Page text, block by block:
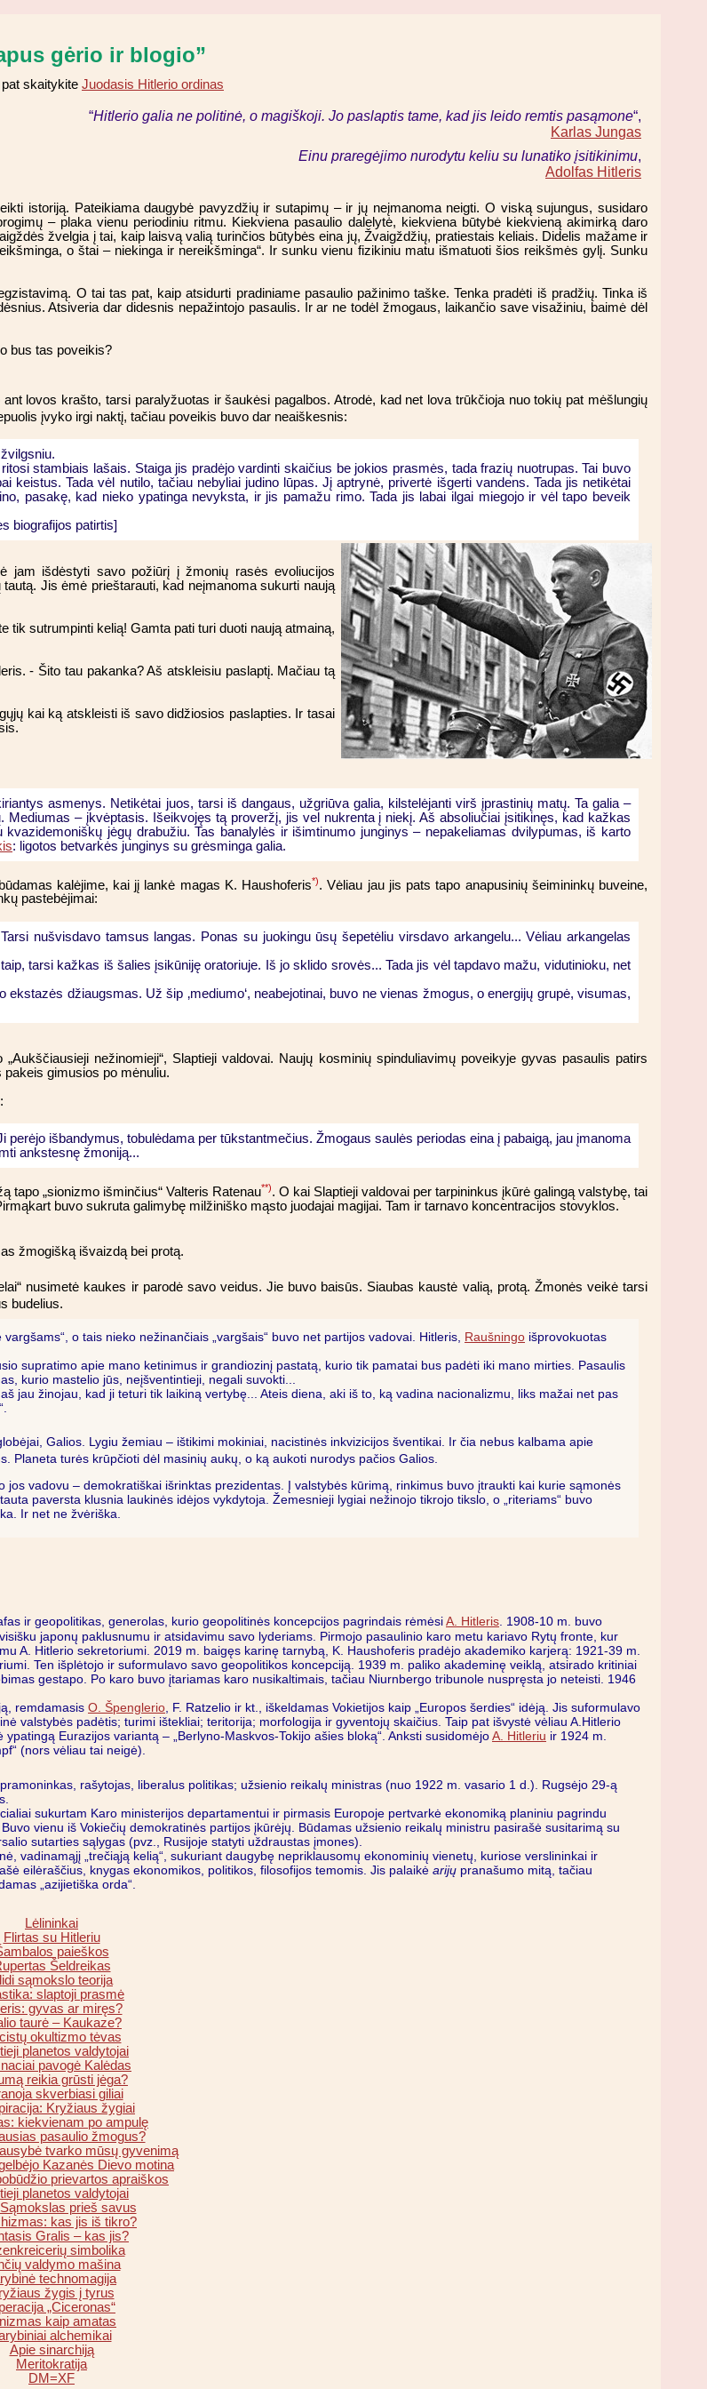
gėrio ir blogio”
pat skaitykite Juodasis Hitlerio ordinas
“Hitlerio galia ne politinė, o magiškoji. Jo paslaptis tame, kad jis leido remtis pasąmone“,
Karlas Jungas
Einu praregėjimo nurodytu keliu su lunatiko įsitikinimu,
Adolfas Hitleris
istoriją. Pateikiama daugybė pavyzdžių ir sutapimų – ir jų neįmanoma neigti. O viską sujungus, susidaro
– plaka vienu periodiniu ritmu. Kiekviena pasaulio dalelytė, kiekviena būtybė kiekvieną akimirką daro
žvelgia į tai, kaip laisvą valią turinčios būtybės eina jų, Žvaigždžių, pratiestais keliais. Didelis mažame ir
o štai – niekinga ir nereikšminga“. Ir sunku vienu fizikiniu matu išmatuoti šios reikšmės gylį. Sunku
O tai tas pat, kaip atsidurti pradiniame pasaulio pažinimo taške. Tenka pradėti iš pradžių. Tinka iš
Atsiveria dar didesnis nepažintojo pasaulis. Ir ar ne todėl žmogaus, laikančio save visažiniu, baimė dėl
bus tas poveikis?
lovos krašto, tarsi paralyžuotas ir šaukėsi pagalbos. Atrodė, kad net lova trūkčioja nuo tokių pat mėšlungių
įvyko irgi naktį, tačiau poveikis buvo dar neaiškesnis:
stambiais lašais. Staiga jis pradėjo vardinti skaičius be jokios prasmės, tada frazių nuotrupas. Tai buvo
Tada vėl nutilo, tačiau nebyliai judino lūpas. Jį aptrynė, privertė išgerti vandens. Tada jis netikėtai
pasakę, kad nieko ypatinga nevyksta, ir jis pamažu rimo. Tada jis labai ilgai miegojo ir vėl tapo beveik
biografijos patirtis]
jam išdėstyti savo požiūrį į žmonių rasės evoliucijos
Jis ėmė prieštarauti, kad neįmanoma sukurti naują
tik sutrumpinti kelią! Gamta pati turi duoti naują atmainą,
- Šito tau pakanka? Aš atskleisiu paslaptį. Mačiau tą
kai ką atskleisti iš savo didžiosios paslapties. Ir tasai
asmenys. Netikėtai juos, tarsi iš dangaus, užgriūva galia, kilstelėjanti virš įprastinių matų. Ta galia –
– įkvėptasis. Išeikvojęs tą proveržį, jis vel nukrenta į niekį. Aš absoliučiai įsitikinęs, kad kažkas
jėgų drabužiu. Tas banalylės ir išimtinumo junginys – nepakeliamas dvilypumas, iš karto
: ligotos betvarkės junginys su grėsminga galia.
kalėjime, kai jį lankė magas K. Haushoferis*). Vėliau jau jis pats tapo anapusinių šeimininkų buveine,
pastebėjimai:
nušvisdavo tamsus langas. Ponas su juokingu ūsų šepetėliu virsdavo arkangelu... Vėliau arkangelas
tarsi kažkas iš šalies įsikūniję oratoriuje. Iš jo sklido srovės... Tada jis vėl tapdavo mažu, vidutinioku, net
džiaugsmas. Už šip ‚mediumo‘, neabejotinai, buvo ne vienas žmogus, o energijų grupė, visumas,
nežinomieji“, Slaptieji valdovai. Naujų kosminių spinduliavimų poveikyje gyvas pasaulis patirs
gimusios po mėnuliu.
išbandymus, tobulėdama per tūkstantmečius. Žmogaus saulės periodas eina į pabaigą, jau įmanoma
ankstesnę žmoniją...
tapo „sionizmo išminčius“ Valteris Ratenau**). O kai Slaptieji valdovai per tarpininkus įkūrė galingą valstybę, tai
buvo sukruta galimybę milžiniško mąsto juodajai magijai. Tam ir tarnavo koncentracijos stovyklos.
žmogišką išvaizdą bei protą.
nusimetė kaukes ir parodė savo veidus. Jie buvo baisūs. Siaubas kaustė valią, protą. Žmonės veikė tarsi
budelius.
o tais nieko nežinančiais „vargšais“ buvo net partijos vadovai. Hitleris, Raušningo išprovokuotas
supratimo apie mano ketinimus ir grandiozinį pastatą, kurio tik pamatai bus padėti iki mano mirties. Pasaulis
kurio mastelio jūs, neįšventintieji, negali suvokti...
jau žinojau, kad ji teturi tik laikiną vertybę... Ateis diena, aki iš to, ką vadina nacionalizmu, liks mažai net pas
Galios. Lygiu žemiau – ištikimi mokiniai, nacistinės inkvizicijos šventikai. Ir čia nebus kalbama apie
Planeta turės krūpčioti dėl masinių aukų, o ką aukoti nurodys pačios Galios.
vadovu – demokratiškai išrinktas prezidentas. Į valstybės kūrimą, rinkimus buvo įtraukti kai kurie sąmonės
paversta klusnia laukinės idėjos vykdytoja. Žemesnieji lygiai nežinojo tikrojo tikslo, o „riteriams“ buvo
Ir net ne žvėriška.
ir geopolitikas, generolas, kurio geopolitinės koncepcijos pagrindais rėmėsiA. Hitleris . 1908-10 m. buvo
japonų paklusnumu ir atsidavimu savo lyderiams. Pirmojo pasaulinio karo metu kariavo Rytų fronte, kur
A. Hitlerio sekretoriumi. 2019 m. baigęs karinę tarnybą, K. Haushoferis pradėjo akademiko karjerą: 1921-39 m.
Ten išplėtojo ir suformulavo savo geopolitikos koncepciją. 1939 m. paliko akademinę veiklą, atsirado kritiniai
gestapo. Po karo buvo įtariamas karo nusikaltimais, tačiau Niurnbergo tribunole nuspręsta jo neteisti. 1946
remdamasis O. Špenglerio , F. Ratzelio ir kt., iškeldamas Vokietijos kaip „Europos šerdies“ idėją. Jis suformulavo
valstybės padėtis; turimi ištekliai; teritorija; morfologija ir gyventojų skaičius. Taip pat išvystė vėliau A.Hitlerio
Eurazijos variantą – „Berlyno-Maskvos-Tokijo ašies bloką“. Anksti susidomėjoA. Hitleriu ir 1924 m.
(nors vėliau tai neigė).
rašytojas, liberalus politikas; užsienio reikalų ministras (nuo 1922 m. vasario 1 d.). Rugsėjo 29-ą
sukurtam Karo ministerijos departamentui ir pirmasis Europoje pertvarkė ekonomiką planiniu pagrindu
vienu iš Vokiečių demokratinės partijos įkūrėjų. Būdamas užsienio reikalų ministru pasirašė susitarimą su
sutarties sąlygas (pvz., Rusijoje statyti uždraustas įmones).
vadinamąjį „trečiąją kelią“, sukuriant daugybę nepriklausomų ekonominių vienetų, kuriose verslininkai ir
eilėraščius, knygas ekonomikos, politikos, filosofijos temomis. Jis palaikė arijų pranašumo mitą, tačiau
„azijietiška orda“.
Lėlininkai
Flirtas su Hitleriu
paieškos
Šeldreikas
sąmokslo teorija
slaptoji prasmė
gyvas ar miręs?
taurė – Kaukaze?
okultizmo tėvas
planetos valdytojai
pavogė Kalėdas
reikia grūsti jėga?
skverbiasi giliai
Kryžiaus žygiai
kiekvienam po ampulę
pasaulio žmogus?
tvarko mūsų gyvenimą
Kazanės Dievo motina
prievartos apraiškos
planetos valdytojai
prieš savus
kas jis iš tikro?
Gralis – kas jis?
simbolika
valdymo mašina
technomagija
žygis į tyrus
„Ciceronas“
kaip amatas
alchemikai
Apie sinarchiją
Meritokratija
DM=XF